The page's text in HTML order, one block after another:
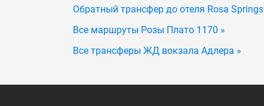
Обратный трансфер до отеля Rosa Springs
Все маршруты Розы Плато 1170 »
Все трансферы ЖД вокзала Адлера »